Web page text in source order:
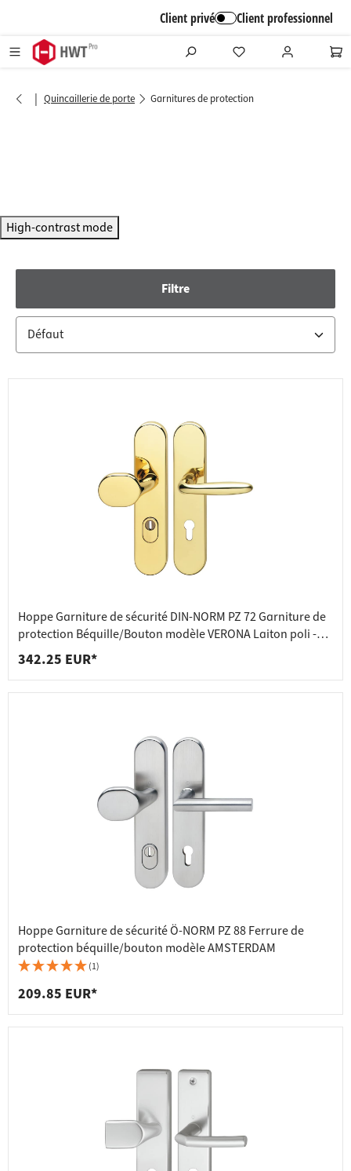
Client privé Client professionnel
| Quincaillerie de porte Garnitures de protection
High-contrast mode
Filtre
Hoppe Garniture de sécurité DIN-NORM PZ 72 Garniture de
protection Béquille/Bouton modèle VERONA Laiton poli -
inox
342.25 EUR*
Hoppe Garniture de sécurité Ö-NORM PZ 88 Ferrure de
protection béquille/bouton modèle AMSTERDAM
(1)
209.85 EUR*